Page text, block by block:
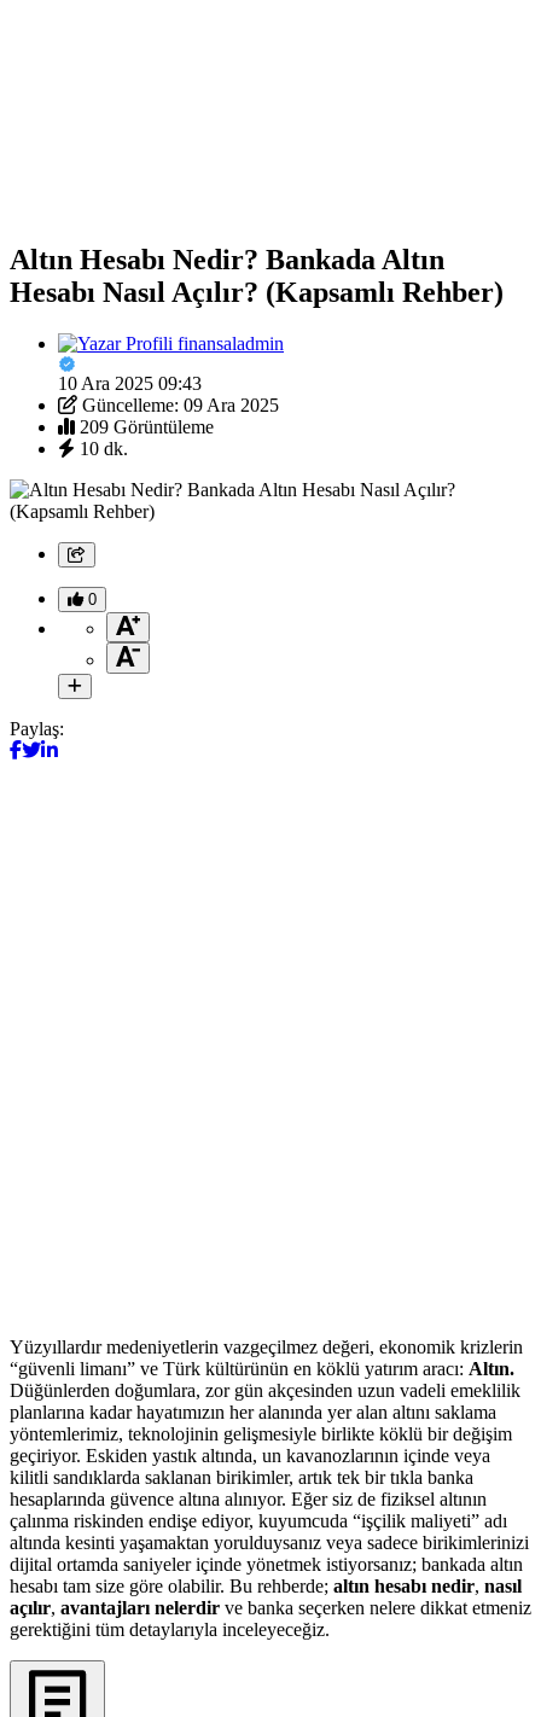
Altın Hesabı Nedir? Bankada Altın
Hesabı Nasıl Açılır? (Kapsamlı Rehber)
finansaladmin
10 Ara 2025 09:43
Güncelleme: 09 Ara 2025
209 Görüntüleme
10 dk.
0
Paylaş:
Yüzyıllardır medeniyetlerin vazgeçilmez değeri, ekonomik krizlerin
“güvenli limanı” ve Türk kültürünün en köklü yatırım aracı: Altın.
Düğünlerden doğumlara, zor gün akçesinden uzun vadeli emeklilik
planlarına kadar hayatımızın her alanında yer alan altını saklama
yöntemlerimiz, teknolojinin gelişmesiyle birlikte köklü bir değişim
geçiriyor. Eskiden yastık altında, un kavanozlarının içinde veya
kilitli sandıklarda saklanan birikimler, artık tek bir tıkla banka
hesaplarında güvence altına alınıyor. Eğer siz de fiziksel altının
çalınma riskinden endişe ediyor, kuyumcuda “işçilik maliyeti” adı
altında kesinti yaşamaktan yorulduysanız veya sadece birikimlerinizi
dijital ortamda saniyeler içinde yönetmek istiyorsanız; bankada altın
hesabı tam size göre olabilir. Bu rehberde; altın hesabı nedir, nasıl
açılır, avantajları nelerdir ve banka seçerken nelere dikkat etmeniz
gerektiğini tüm detaylarıyla inceleyeceğiz.